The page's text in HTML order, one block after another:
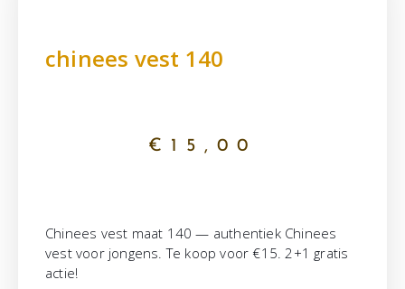
chinees vest 140
€ 15,00
Chinees vest maat 140 — authentiek Chinees
vest voor jongens. Te koop voor €15. 2+1 gratis
actie!